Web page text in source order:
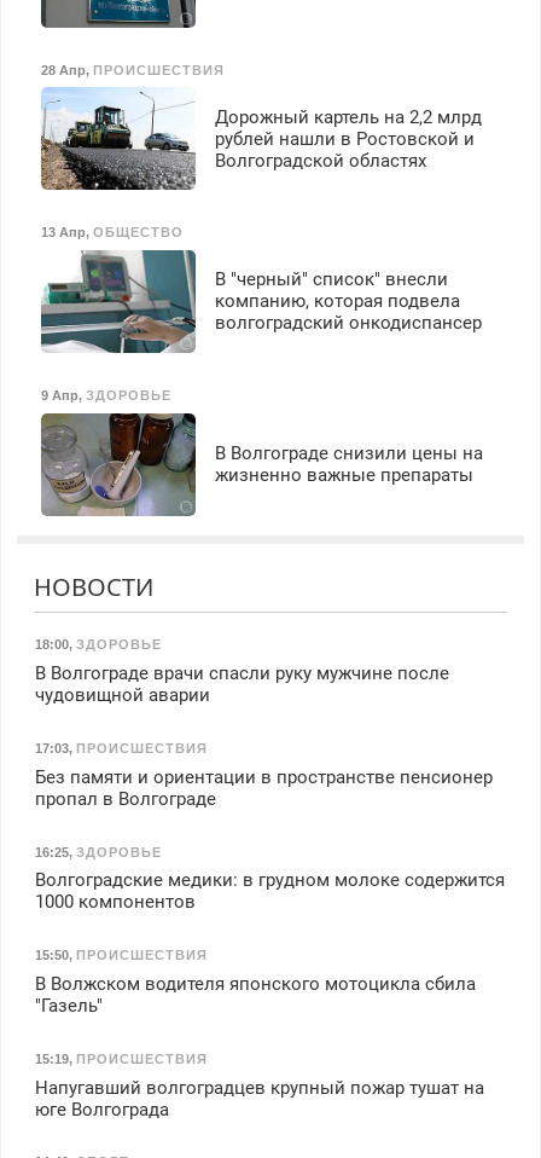
28 Апр, ПРОИСШЕСТВИЯ
Дорожный картель на 2,2 млрд
рублей нашли в Ростовской и
Волгоградской областях
13 Апр, ОБЩЕСТВО
В "черный" список" внесли
компанию, которая подвела
волгоградский онкодиспансер
9 Апр, ЗДОРОВЬЕ
В Волгограде снизили цены на
жизненно важные препараты
НОВОСТИ
18:00, ЗДОРОВЬЕ
В Волгограде врачи спасли руку мужчине после
чудовищной аварии
17:03, ПРОИСШЕСТВИЯ
Без памяти и ориентации в пространстве пенсионер
пропал в Волгограде
16:25, ЗДОРОВЬЕ
Волгоградские медики: в грудном молоке содержится
1000 компонентов
15:50, ПРОИСШЕСТВИЯ
В Волжском водителя японского мотоцикла сбила
"Газель"
15:19, ПРОИСШЕСТВИЯ
Напугавший волгоградцев крупный пожар тушат на
юге Волгограда